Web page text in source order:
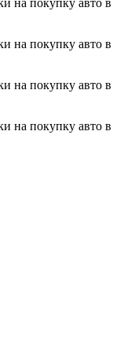
на покупку авто в
на покупку авто в
на покупку авто в
на покупку авто в